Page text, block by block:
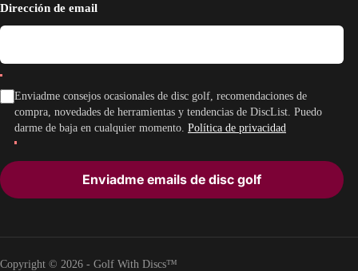
Dirección de email
Enviadme consejos ocasionales de disc golf, recomendaciones de
compra, novedades de herramientas y tendencias de DiscList. Puedo
darme de baja en cualquier momento. Política de privacidad
Enviadme emails de disc golf
Copyright © 2026 - Golf With Discs™